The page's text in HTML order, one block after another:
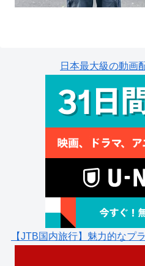
日本最大級の動画
【JTB国内旅行】魅力的なプ